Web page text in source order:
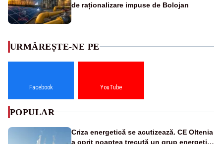
de raționalizare impuse de Bolojan
URMĂREȘTE-NE PE
Facebook YouTube
POPULAR
Criza energetică se acutizează. CE Oltenia
a oprit noaptea trecută un grup energetic